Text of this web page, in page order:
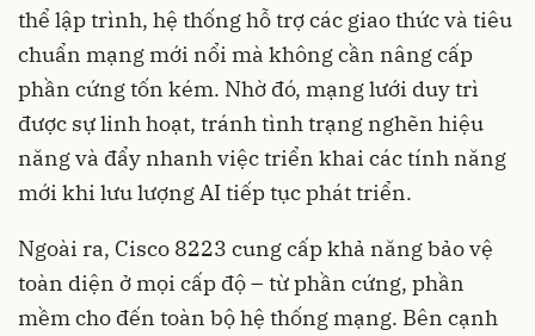
thể lập trình, hệ thống hỗ trợ các giao thức và tiêu
chuẩn mạng mới nổi mà không cần nâng cấp
phần cứng tốn kém. Nhờ đó, mạng lưới duy trì
được sự linh hoạt, tránh tình trạng nghẽn hiệu
năng và đẩy nhanh việc triển khai các tính năng
mới khi lưu lượng AI tiếp tục phát triển.
Ngoài ra, Cisco 8223 cung cấp khả năng bảo vệ
toàn diện ở mọi cấp độ – từ phần cứng, phần
mềm cho đến toàn bộ hệ thống mạng. Bên cạnh